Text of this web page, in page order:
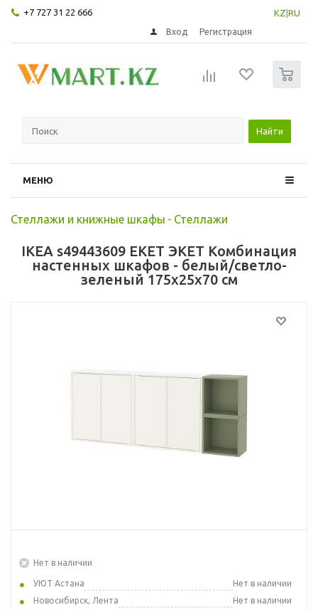
+7 727 31 22 666 KZ RU
Вход Регистрация
Найти
МЕНЮ
Стеллажи и книжные шкафы - Стеллажи
IKEA s49443609 EKET ЭКЕТ Комбинация
настенных шкафов - белый/светло-
зеленый 175x25x70 см
Нет в наличии
УЮТ Астана
Нет в наличии
Новосибирск, Лента
Нет в наличии